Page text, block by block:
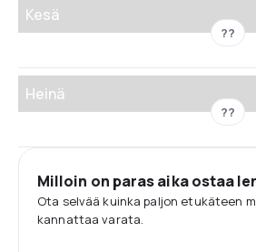
Kesä
??
Heinä
??
Milloin on paras aika ostaa
Ota selvää kuinka paljon etukäteen
kannattaa varata.